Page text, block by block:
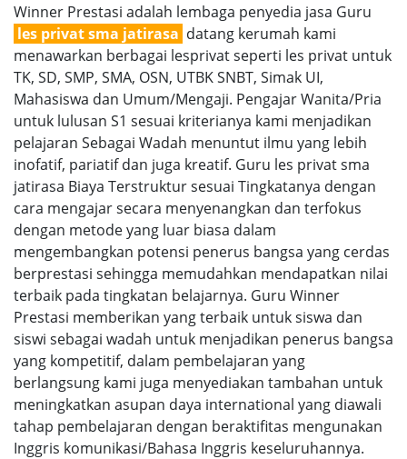
Winner Prestasi adalah lembaga penyedia jasa Guru
les privat sma jatirasa datang kerumah kami
menawarkan berbagai lesprivat seperti les privat untuk
TK, SD, SMP, SMA, OSN, UTBK SNBT, Simak UI,
Mahasiswa dan Umum/Mengaji. Pengajar Wanita/Pria
untuk lulusan S1 sesuai kriterianya kami menjadikan
pelajaran Sebagai Wadah menuntut ilmu yang lebih
inofatif, pariatif dan juga kreatif. Guru les privat sma
jatirasa Biaya Terstruktur sesuai Tingkatanya dengan
cara mengajar secara menyenangkan dan terfokus
dengan metode yang luar biasa dalam
mengembangkan potensi penerus bangsa yang cerdas
berprestasi sehingga memudahkan mendapatkan nilai
terbaik pada tingkatan belajarnya. Guru Winner
Prestasi memberikan yang terbaik untuk siswa dan
siswi sebagai wadah untuk menjadikan penerus bangsa
yang kompetitif, dalam pembelajaran yang
berlangsung kami juga menyediakan tambahan untuk
meningkatkan asupan daya international yang diawali
tahap pembelajaran dengan beraktifitas mengunakan
Inggris komunikasi/Bahasa Inggris keseluruhannya.